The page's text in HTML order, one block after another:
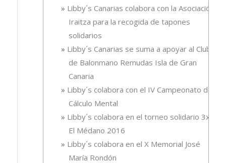
Libby´s Canarias colabora con la Asociación
Iraitza para la recogida de tapones
solidarios
Libby´s Canarias se suma a apoyar al Club
de Balonmano Remudas Isla de Gran
Canaria
Libby´s colabora con el IV Campeonato de
Cálculo Mental
Libby´s colabora en el torneo solidario 3x3,
El Médano 2016
Libby´s colabora en el X Memorial José
María Rondón